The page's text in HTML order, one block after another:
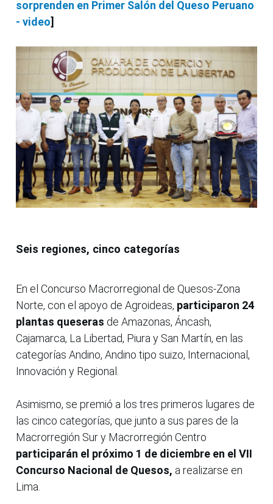
sorprenden en Primer Salón del Queso Peruano
- video]
Seis regiones, cinco categorías
En el Concurso Macrorregional de Quesos-Zona
Norte, con el apoyo de Agroideas, participaron 24
plantas queseras de Amazonas, Áncash,
Cajamarca, La Libertad, Piura y San Martín, en las
categorías Andino, Andino tipo suizo, Internacional,
Innovación y Regional.
Asimismo, se premió a los tres primeros lugares de
las cinco categorías, que junto a sus pares de la
Macrorregión Sur y Macrorregión Centro
participarán el próximo 1 de diciembre en el VII
Concurso Nacional de Quesos, a realizarse en
Lima.